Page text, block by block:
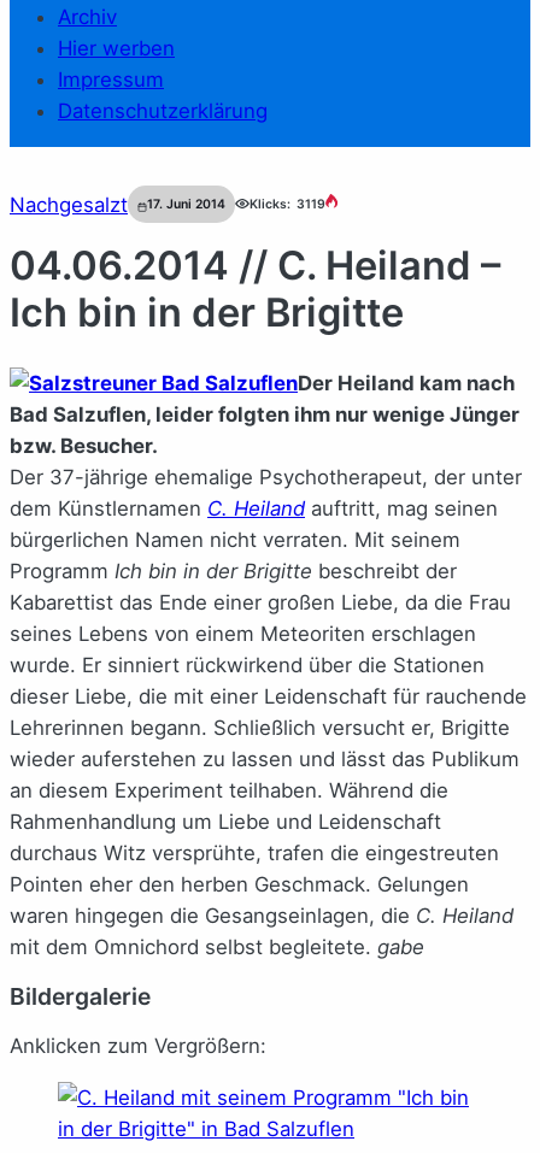
Archiv
Hier werben
Impressum
Datenschutzerklärung
Nachgesalzt 17. Juni 2014 Klicks: 3119
04.06.2014 // C. Heiland –
Ich bin in der Brigitte
Der Heiland kam nach
Bad Salzuflen, leider folgten ihm nur wenige Jünger
bzw. Besucher.
Der 37-jährige ehemalige Psychotherapeut, der unter
dem Künstlernamen C. Heilandauftritt, mag seinen
bürgerlichen Namen nicht verraten. Mit seinem
Programm Ich bin in der Brigitte beschreibt der
Kabarettist das Ende einer großen Liebe, da die Frau
seines Lebens von einem Meteoriten erschlagen
wurde. Er sinniert rückwirkend über die Stationen
dieser Liebe, die mit einer Leidenschaft für rauchende
Lehrerinnen begann. Schließlich versucht er, Brigitte
wieder auferstehen zu lassen und lässt das Publikum
an diesem Experiment teilhaben. Während die
Rahmenhandlung um Liebe und Leidenschaft
durchaus Witz versprühte, trafen die eingestreuten
Pointen eher den herben Geschmack. Gelungen
waren hingegen die Gesangseinlagen, die C. Heiland
mit dem Omnichord selbst begleitete. gabe
Bildergalerie
Anklicken zum Vergrößern: